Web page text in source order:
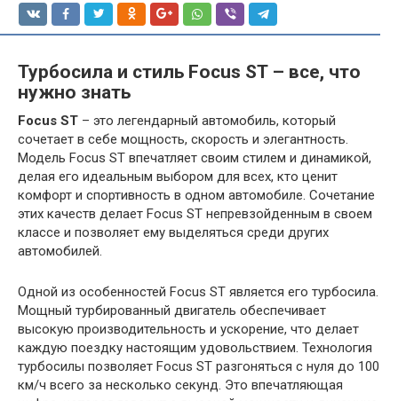
Турбосила и стиль Focus ST – все, что
нужно знать
Focus ST – это легендарный автомобиль, который
сочетает в себе мощность, скорость и элегантность.
Модель Focus ST впечатляет своим стилем и динамикой,
делая его идеальным выбором для всех, кто ценит
комфорт и спортивность в одном автомобиле. Сочетание
этих качеств делает Focus ST непревзойденным в своем
классе и позволяет ему выделяться среди других
автомобилей.
Одной из особенностей Focus ST является его турбосила.
Мощный турбированный двигатель обеспечивает
высокую производительность и ускорение, что делает
каждую поездку настоящим удовольствием. Технология
турбосилы позволяет Focus ST разгоняться с нуля до 100
км/ч всего за несколько секунд. Это впечатляющая